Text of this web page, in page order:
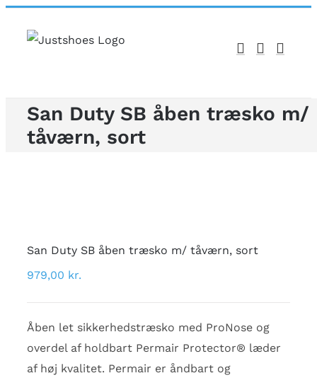
San Duty SB åben træsko m/
tåværn, sort
San Duty SB åben træsko m/ tåværn, sort
979,00 kr.
Åben let sikkerhedstræsko med ProNose og
overdel af holdbart Permair Protector® læder
af høj kvalitet. Permair er åndbart og